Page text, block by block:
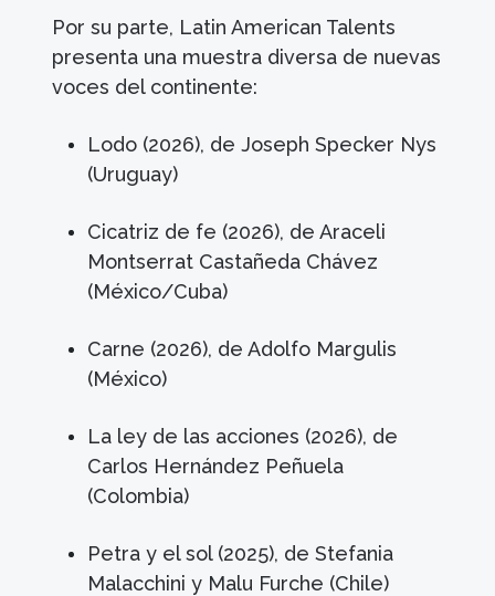
Por su parte, Latin American Talents
presenta una muestra diversa de nuevas
voces del continente:
Lodo (2026), de Joseph Specker Nys
(Uruguay)
Cicatriz de fe (2026), de Araceli
Montserrat Castañeda Chávez
(México/Cuba)
Carne (2026), de Adolfo Margulis
(México)
La ley de las acciones (2026), de
Carlos Hernández Peñuela
(Colombia)
Petra y el sol (2025), de Stefania
Malacchini y Malu Furche (Chile)